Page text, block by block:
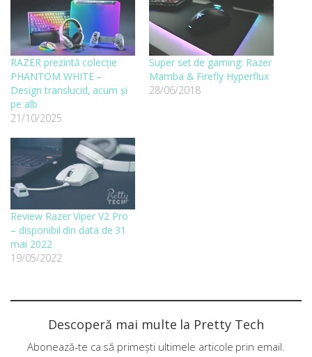
RAZER prezintă colecție
PHANTOM WHITE –
Design translucid, acum și
pe alb
21/10/2025
Super set de gaming: Razer
Mamba & Firefly Hyperflux
28/06/2018
Review Razer Viper V2 Pro
– disponibil din data de 31
mai 2022
19/05/2022
Descoperă mai multe la Pretty Tech
Abonează-te ca să primești ultimele articole prin email.